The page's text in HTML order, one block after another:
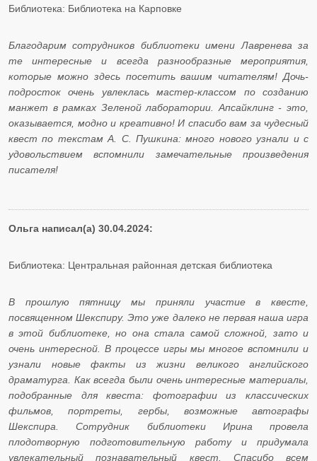
Библиотека: Библиотека на Карповке
Благодарим сотрудников библиотеки имени Лавренева за
те интересные и всегда разнообразные мероприятия,
которые можно здесь посетить вашим читателям! Дочь-
подросток очень увлеклась мастер-классом по созданию
манжет в рамках Зеленой лаборатории. Апсайклинг - это,
оказывается, модно и креативно! И спасибо вам за чудесный
квест по текстам А. С. Пушкина: много нового узнали и с
удовольствием вспомнили замечательные произведения
писателя!
Ольга написал(а) 30.04.2024:
Библиотека: Центральная районная детская библиотека
В прошлую пятницу мы приняли участие в квесте,
посвященном Шекспиру. Это уже далеко не первая наша игра
в этой библиотеке, но она стала самой сложной, зато и
очень интересной. В процессе игры мы многое вспомнили и
узнали новые факты из жизни великого английского
драматурга. Как всегда были очень интересные материалы,
подобранные для квеста: фотографии из классических
фильмов, портреты, гербы, возможные автографы
Шекспира. Сотрудник библиотеки Ирина провела
плодотворную подготовительную работу и придумала
увлекательный познавательный квест. Спасибо всем